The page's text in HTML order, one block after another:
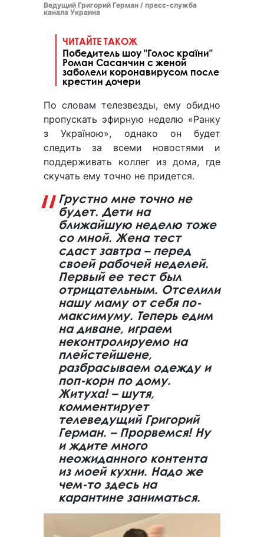
Ведущий Григорий Герман / пресс-служба
канала Украина
ЧИТАЙТЕ ТАКОЖ
Победитель шоу "Голос країни"
Роман Сасанчин с женой
заболели коронавирусом после
крестин дочери
По словам телезвезды, ему обидно
пропускать эфирную неделю «Ранку
з Україною», однако он будет
следить за всеми новостями и
поддерживать коллег из дома, где
скучать ему точно не придется.
Грустно мне точно не
будет. Дети на
ближайшую неделю тоже
со мной. Жена тест
сдаст завтра – перед
своей рабочей неделей.
Первый ее тест был
отрицательным. Отселили
нашу маму от себя по-
максимуму. Теперь едим
на диване, играем
неконтролируемо на
плейстейшене,
разбрасываем одежду и
поп-корн по дому.
Житуха! – шутя,
комментирует
телеведущий Григорий
Герман. – Прорвемся! Ну
и ждите много
неожиданного контента
из моей кухни. Надо же
чем-то здесь на
карантине заниматься.